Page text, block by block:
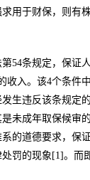
用于财保，则有
54条规定，保
入。该4个条件
生违反该条规定
未成年取保候
的道德要求，
罚的现象[1]。